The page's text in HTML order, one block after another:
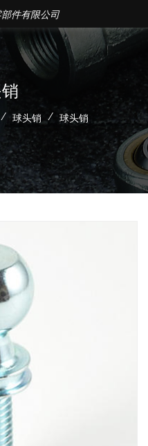
件有限公司
/ 球头销 / 球头销